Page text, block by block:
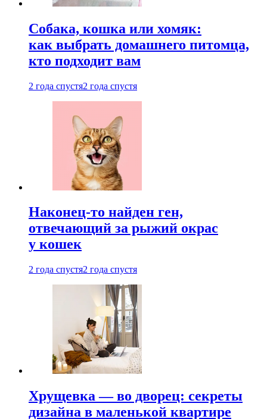
Собака, кошка или хомяк:
как выбрать домашнего питомца,
кто подходит вам
2 года спустя2 года спустя
Наконец-то найден ген,
отвечающий за рыжий окрас
у кошек
2 года спустя2 года спустя
Хрущевка — во дворец: секреты
дизайна в маленькой квартире